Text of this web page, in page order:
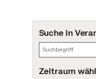
Suche in
Zeitraum